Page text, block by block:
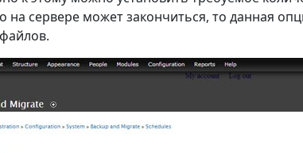
на сервере может закончиться, то данная